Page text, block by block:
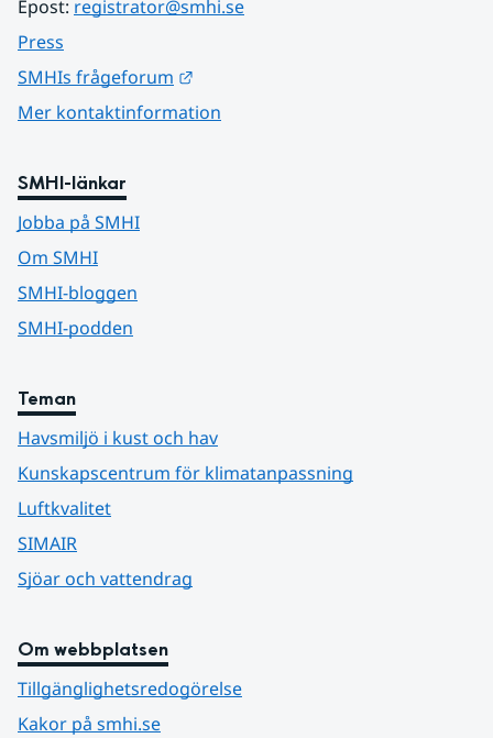
Epost: registrator@smhi.se
Press
SMHIs frågeforum
Mer kontaktinformation
SMHI-länkar
Jobba på SMHI
Om SMHI
SMHI-bloggen
SMHI-podden
Teman
Havsmiljö i kust och hav
Kunskapscentrum för klimatanpassning
Luftkvalitet
SIMAIR
Sjöar och vattendrag
Om webbplatsen
Tillgänglighetsredogörelse
Kakor på smhi.se